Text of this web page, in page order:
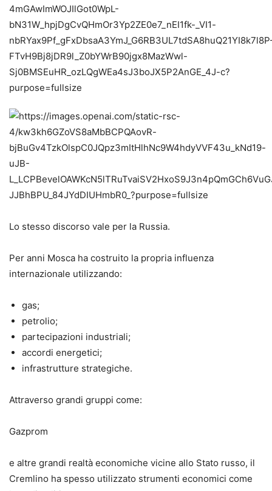
Lo stesso discorso vale per la Russia.
Per anni Mosca ha costruito la propria influenza
internazionale utilizzando:
gas;
petrolio;
partecipazioni industriali;
accordi energetici;
infrastrutture strategiche.
Attraverso grandi gruppi come:
Gazprom
e altre grandi realtà economiche vicine allo Stato russo, il
Cremlino ha spesso utilizzato strumenti economici come